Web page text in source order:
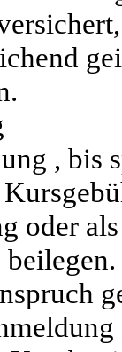
, bis
oder